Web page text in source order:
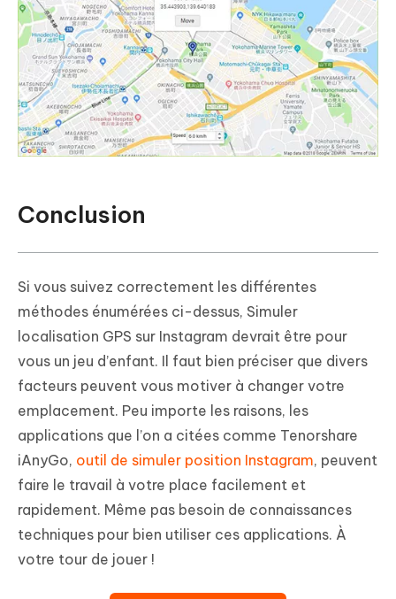
Conclusion
Si vous suivez correctement les différentes
méthodes énumérées ci-dessus, Simuler
localisation GPS sur Instagram devrait être pour
vous un jeu d’enfant. Il faut bien préciser que divers
facteurs peuvent vous motiver à changer votre
emplacement. Peu importe les raisons, les
applications que l’on a citées comme Tenorshare
iAnyGo, outil de simuler position Instagram, peuvent
faire le travail à votre place facilement et
rapidement. Même pas besoin de connaissances
techniques pour bien utiliser ces applications. À
votre tour de jouer !